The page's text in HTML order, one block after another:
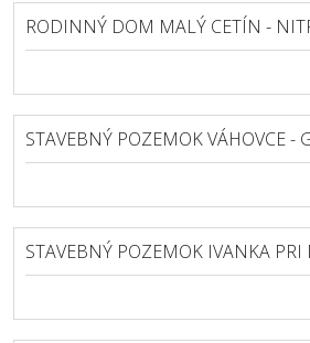
RODINNÝ DOM MALÝ CETÍN -
STAVEBNÝ POZEMOK VÁHOVCE -
STAVEBNÝ POZEMOK IVANKA